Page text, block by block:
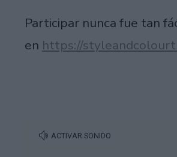
Participar nunca fue tan
en https://